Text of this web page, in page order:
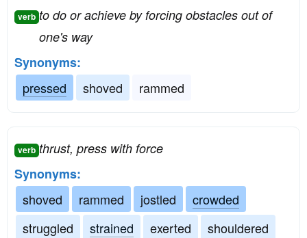
verb to do or achieve by forcing obstacles out of
one's way
Synonyms:
pressed
shoved rammed
verb thrust, press with force
Synonyms:
shoved
rammed jostled
crowded
struggled
strained exerted
shouldered